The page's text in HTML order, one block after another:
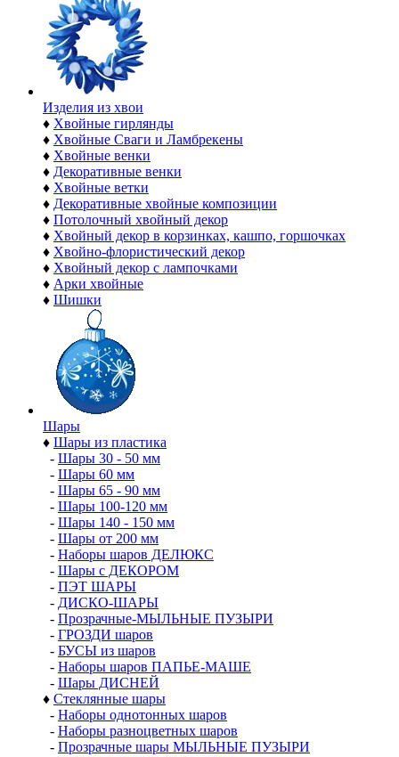
Изделия из хвои
♦ Хвойные гирлянды
♦ Хвойные Сваги и Ламбрекены
♦ Хвойные венки
♦ Декоративные венки
♦ Хвойные ветки
♦ Декоративные хвойные композиции
♦ Потолочный хвойный декор
♦ Хвойный декор в корзинках, кашпо, горшочках
♦ Хвойно-флористический декор
♦ Хвойный декор с лампочками
♦ Арки хвойные
♦ Шишки
Шары
♦ Шары из пластика
- Шары 30 - 50 мм
- Шары 60 мм
- Шары 65 - 90 мм
- Шары 100-120 мм
- Шары 140 - 150 мм
- Шары от 200 мм
- Наборы шаров ДЕЛЮКС
- Шары с ДЕКОРОМ
- ПЭТ ШАРЫ
- ДИСКО-ШАРЫ
- Прозрачные-МЫЛЬНЫЕ ПУЗЫРИ
- ГРОЗДИ шаров
- БУСЫ из шаров
- Наборы шаров ПАПЬЕ-МАШЕ
- Шары ДИСНЕЙ
♦ Стеклянные шары
- Наборы однотонных шаров
- Наборы разноцветных шаров
- Прозрачные шары МЫЛЬНЫЕ ПУЗЫРИ